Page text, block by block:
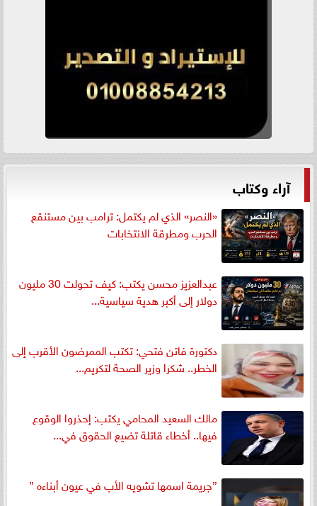
آراء وكتاب
«النصر» الذي لم يكتمل: ترامب بين مستنقع
الحرب ومطرقة الانتخابات
عبدالعزيز محسن يكتب: كيف تحولت 30 مليون
دولار إلى أكبر هدية سياسية...
دكتورة فاتن فتحي: تكتب الممرضون الأقرب إلى
الخطر.. شكرا وزير الصحة لتكريم...
مالك السعيد المحامي يكتب: إحذروا الوقوع
فيها.. أخطاء قاتلة تضيع الحقوق في...
”جريمة اسمها تشويه الأب في عيون أبناءه ”